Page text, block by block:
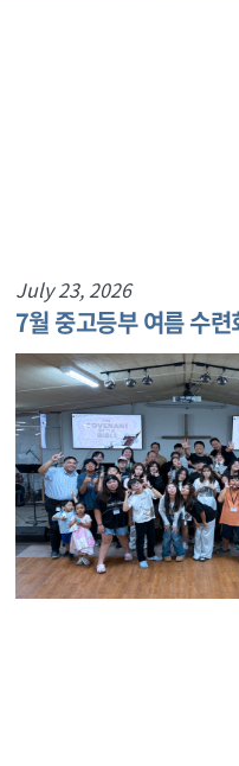
July 23, 2026
7월 중고등부 여름 수련